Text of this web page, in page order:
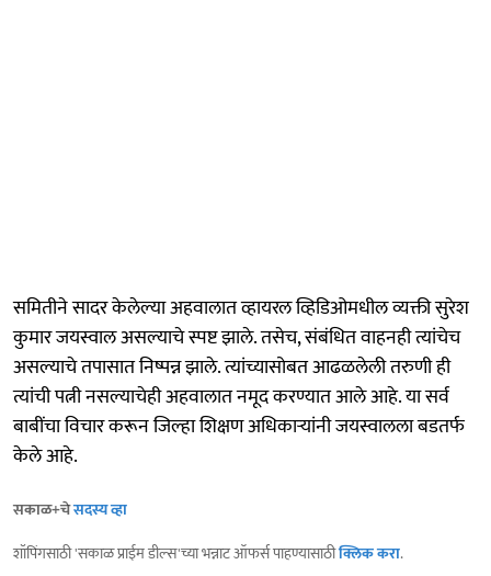
समितीने सादर केलेल्या अहवालात व्हायरल व्हिडिओमधील व्यक्ती सुरेश
कुमार जयस्वाल असल्याचे स्पष्ट झाले. तसेच, संबंधित वाहनही त्यांचेच
असल्याचे तपासात निष्पन्न झाले. त्यांच्यासोबत आढळलेली तरुणी ही
त्यांची पत्नी नसल्याचेही अहवालात नमूद करण्यात आले आहे. या सर्व
बाबींचा विचार करून जिल्हा शिक्षण अधिकाऱ्यांनी जयस्वालला बडतर्फ
केले आहे.
सकाळ+चेसदस्य व्हा
शॉपिंगसाठी 'सकाळ प्राईम डील्स'च्या भन्नाट ऑफर्स पाहण्यासाठीक्लिक करा.